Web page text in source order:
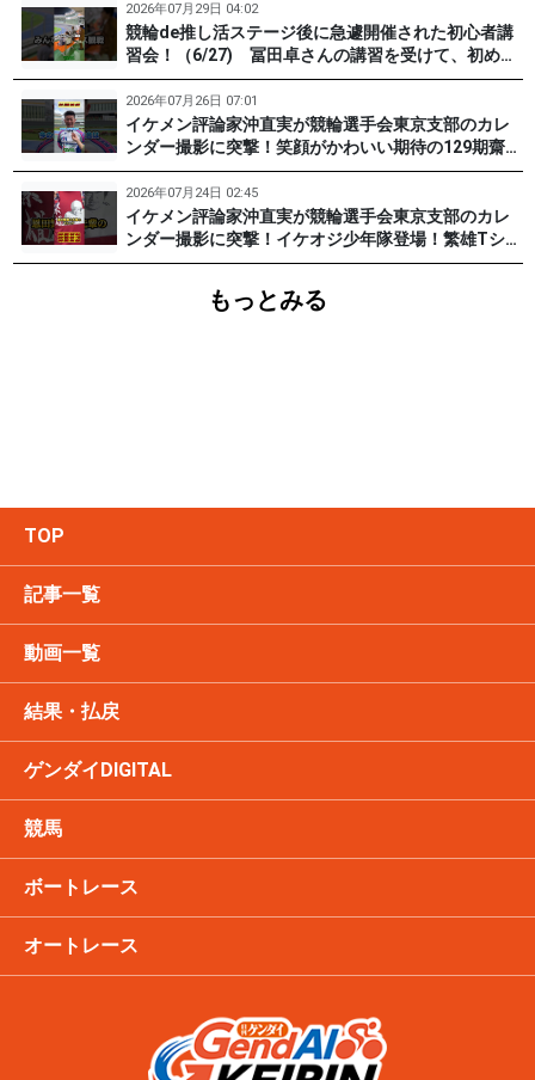
2026年07月29日 04:02
競輪de推し活ステージ後に急遽開催された初心者講
習会！（6/27) 冨田卓さんの講習を受けて、初めて
チャレンジした女子たち。果たして…？ #PR #松戸
けいりん #和田健太郎 #沖直実
2026年07月26日 07:01
イケメン評論家沖直実が競輪選手会東京支部のカレ
ンダー撮影に突撃！笑顔がかわいい期待の129期齋藤
宏樹選手登場！ #pr #松戸けいりん
2026年07月24日 02:45
イケメン評論家沖直実が競輪選手会東京支部のカレ
ンダー撮影に突撃！イケオジ少年隊登場！繁雄Tシャ
ツへの思いとは？ #PR #松戸けいりん #川口満広 #
浦山一栄 #市川健太
もっとみる
TOP
記事一覧
動画一覧
結果・払戻
ゲンダイDIGITAL
競馬
ボートレース
オートレース